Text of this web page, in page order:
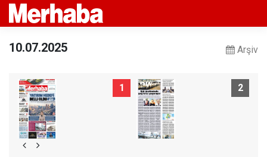
10.07.2025 Arşiv
1 2